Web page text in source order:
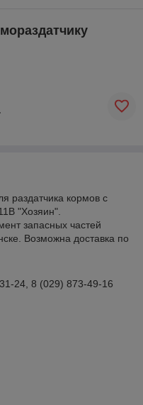
раздатчика кормов с
"Хозяин".
запасных частей
Возможна доставка по
24, 8 (029) 873-49-16